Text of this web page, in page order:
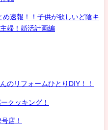
速報！！子供が欲しいど陰キ
婦！婚活計画編
のリフォームひとりDIY！！
クッキング！
店！